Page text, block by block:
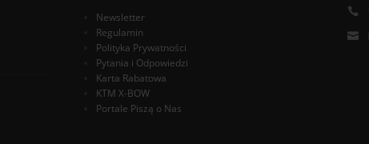
Newsletter
Regulamin
Polityka Prywatności
Pytania i Odpowiedzi
Karta Rabatowa
KTM X-BOW
Portale Piszą o Nas